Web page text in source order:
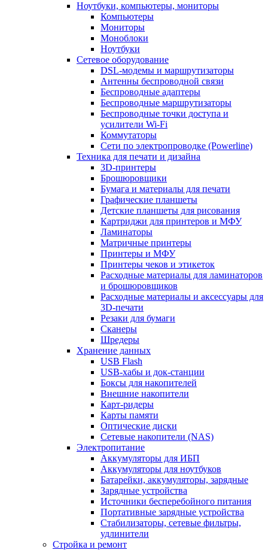
Ноутбуки, компьютеры, мониторы
Компьютеры
Мониторы
Моноблоки
Ноутбуки
Сетевое оборудование
DSL-модемы и маршрутизаторы
Антенны беспроводной связи
Беспроводные адаптеры
Беспроводные маршрутизаторы
Беспроводные точки доступа и
усилители Wi-Fi
Коммутаторы
Сети по электропроводке (Powerline)
Техника для печати и дизайна
3D-принтеры
Брошюровщики
Бумага и материалы для печати
Графические планшеты
Детские планшеты для рисования
Картриджи для принтеров и МФУ
Ламинаторы
Матричные принтеры
Принтеры и МФУ
Принтеры чеков и этикеток
Расходные материалы для ламинаторов
и брошюровщиков
Расходные материалы и аксессуары для
3D-печати
Резаки для бумаги
Сканеры
Шредеры
Хранение данных
USB Flash
USB-хабы и док-станции
Боксы для накопителей
Внешние накопители
Карт-ридеры
Карты памяти
Оптические диски
Сетевые накопители (NAS)
Электропитание
Аккумуляторы для ИБП
Аккумуляторы для ноутбуков
Батарейки, аккумуляторы, зарядные
Зарядные устройства
Источники бесперебойного питания
Портативные зарядные устройства
Стабилизаторы, сетевые фильтры,
удлинители
Стройка и ремонт